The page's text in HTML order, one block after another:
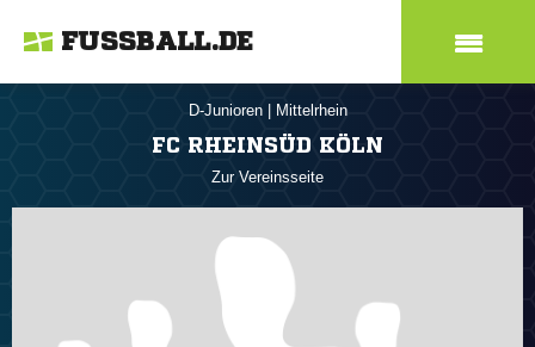
FUSSBALL.DE
D-Junioren Mittelrhein
FC RHEINSÜD KÖLN
Zur Vereinsseite